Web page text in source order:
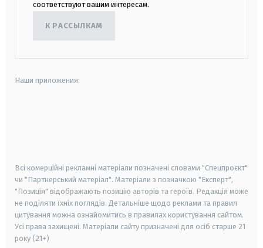
соответствуют вашим интересам.
К РАССЫЛКАМ
Наши приложения:
Всі комерційні рекламні матеріали позначені словами "Спецпроєкт"
чи "Партнерський матеріал". Матеріали з позначкою "Експерт",
"Позиція" відображають позицію авторів та героїв. Редакція може
не поділяти їхніх поглядів. Детальніше щодо реклами та правил
цитування можна ознайомитись в правилах користування сайтом.
Усі права захищені. Матеріали сайту призначені для осіб старше 21
року (21+)